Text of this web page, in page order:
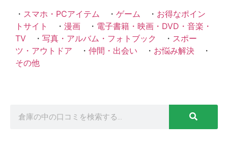
・ スマホ・PCアイテム ・ ゲーム ・ お得なポイン
トサイト
・ 漫画 ・ 電子書籍・映画・DVD・音楽・
TV ・ 写真・アルバム・フォトブック ・ スポー
ツ・アウトドア ・ 仲間・出会い ・ お悩み解決 ・
その他